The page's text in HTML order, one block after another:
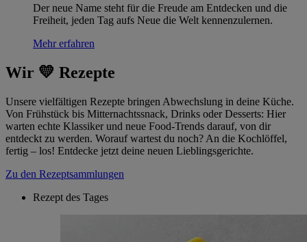
Der neue Name steht für die Freude am Entdecken und die
Freiheit, jeden Tag aufs Neue die Welt kennenzulernen.
Mehr erfahren
Wir 💛 Rezepte
Unsere vielfältigen Rezepte bringen Abwechslung in deine Küche.
Von Frühstück bis Mitternachtssnack, Drinks oder Desserts: Hier
warten echte Klassiker und neue Food-Trends darauf, von dir
entdeckt zu werden. Worauf wartest du noch? An die Kochlöffel,
fertig – los! Entdecke jetzt deine neuen Lieblingsgerichte.
Zu den Rezeptsammlungen
Rezept des Tages